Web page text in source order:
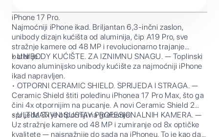
iPhone 17 Pro.
Najmoćniji iPhone ikad. Briljantan 6,3-inčni zaslon,
unibody dizajn kućišta od aluminija, čip A19 Pro, sve
stražnje kamere od 48 MP i revolucionarno trajanje
baterije.
• UNIBODY KUĆIŠTE. ZA IZNIMNU SNAGU. — Toplinski
kovano aluminijsko unibody kućište za najmoćniji iPhone
ikad napravljen.
• OTPORNI CERAMIC SHIELD. SPRIJEDA I STRAGA. —
Ceramic Shield štiti poleđinu iPhonea 17 Pro Max, što ga
čini 4x otpornijim na pucanje. A novi Ceramic Shield 2
sprijeda 3x je otporniji na grebanje.
• ULTIMATIVNI SUSTAV PROFESIONALNIH KAMERA. —
Uz stražnje kamere od 48 MP i zumiranje od 8x optičke
kvalitete — najsnažnije do sada na iPhoneu. To je kao da